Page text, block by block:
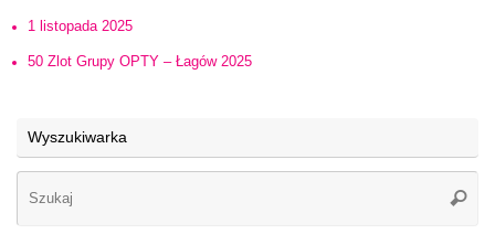
1 listopada 2025
50 Zlot Grupy OPTY – Łagów 2025
Wyszukiwarka